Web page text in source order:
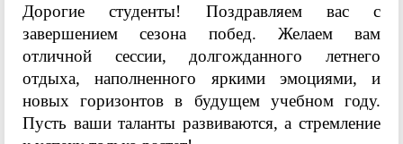
Дорогие студенты! Поздравляем вас с
завершением сезона побед. Желаем вам
отличной сессии, долгожданного летнего
отдыха, наполненного яркими эмоциями, и
новых горизонтов в будущем учебном году.
Пусть ваши таланты развиваются, а стремление